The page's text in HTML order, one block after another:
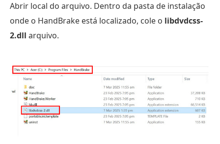
Abrir local do arquivo. Dentro da pasta de instalação
onde o HandBrake está localizado, cole o libdvdcss-
2.dll arquivo.